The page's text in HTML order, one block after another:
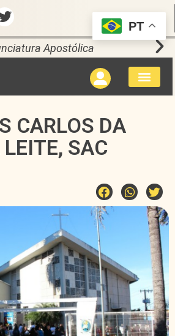
Apostólica
CARLOS DA
SAC
PT